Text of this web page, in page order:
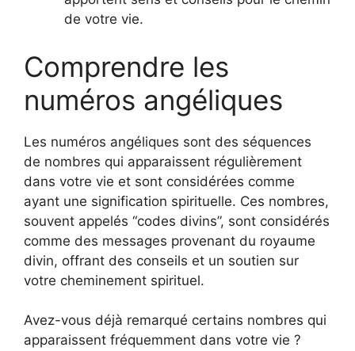
de votre vie.
Comprendre les
numéros angéliques
Les numéros angéliques sont des séquences
de nombres qui apparaissent régulièrement
dans votre vie et sont considérées comme
ayant une signification spirituelle. Ces nombres,
souvent appelés “codes divins”, sont considérés
comme des messages provenant du royaume
divin, offrant des conseils et un soutien sur
votre cheminement spirituel.
Avez-vous déjà remarqué certains nombres qui
apparaissent fréquemment dans votre vie ?